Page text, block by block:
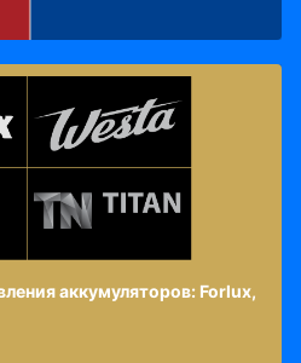
аккумуляторов: Forlux,